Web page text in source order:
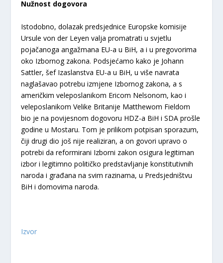
Nužnost dogovora
Istodobno, dolazak predsjednice Europske komisije
Ursule von der Leyen valja promatrati u svjetlu
pojačanoga angažmana EU-a u BiH, a i u pregovorima
oko Izbornog zakona. Podsjećamo kako je Johann
Sattler, šef Izaslanstva EU-a u BiH, u više navrata
naglašavao potrebu izmjene Izbornog zakona, a s
američkim veleposlanikom Ericom Nelsonom, kao i
veleposlanikom Velike Britanije Matthewom Fieldom
bio je na povijesnom dogovoru HDZ-a BiH i SDA prošle
godine u Mostaru. Tom je prilikom potpisan sporazum,
čiji drugi dio još nije realiziran, a on govori upravo o
potrebi da reformirani Izborni zakon osigura legitiman
izbor i legitimno političko predstavljanje konstitutivnih
naroda i građana na svim razinama, u Predsjedništvu
BiH i domovima naroda.
Izvor